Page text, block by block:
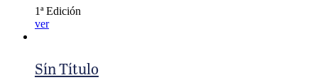
1ª Edición
ver
Sín Título